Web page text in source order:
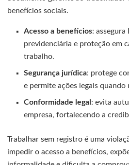
benefícios sociais.
Acesso a benefícios: assegura
previdenciária e proteção em
trabalho.
Segurança jurídica: protege
e permite ações legais quando
Conformidade legal : evita
empresa, fortalecendo a
Trabalhar sem registro é uma
impedir o acesso a benefícios,